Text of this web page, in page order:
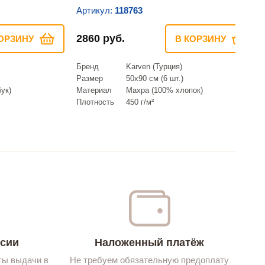
Артикул: 118763
2860 руб. В КОРЗИНУ
Бренд
Karven (Турция)
Размер
50х90 см (6 шт.)
Материал
Махра (100% хлопок)
Плотность
450 г/м²
выдачи в
Наложенный платёж
Не требуем обязательную предоплату